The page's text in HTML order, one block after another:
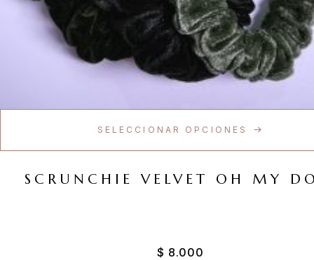
SELECCIONAR OPCIONES
SCRUNCHIE VELVET OH MY
$ 8.000